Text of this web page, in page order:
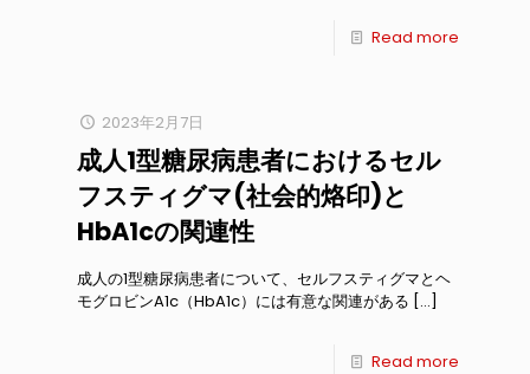
Read more
2023年2月7日
成人1型糖尿病患者におけるセル
フスティグマ(社会的烙印)と
HbA1cの関連性
成人の1型糖尿病患者について、セルフスティグマとヘ
モグロビンA1c（HbA1c）には有意な関連がある […]
Read more